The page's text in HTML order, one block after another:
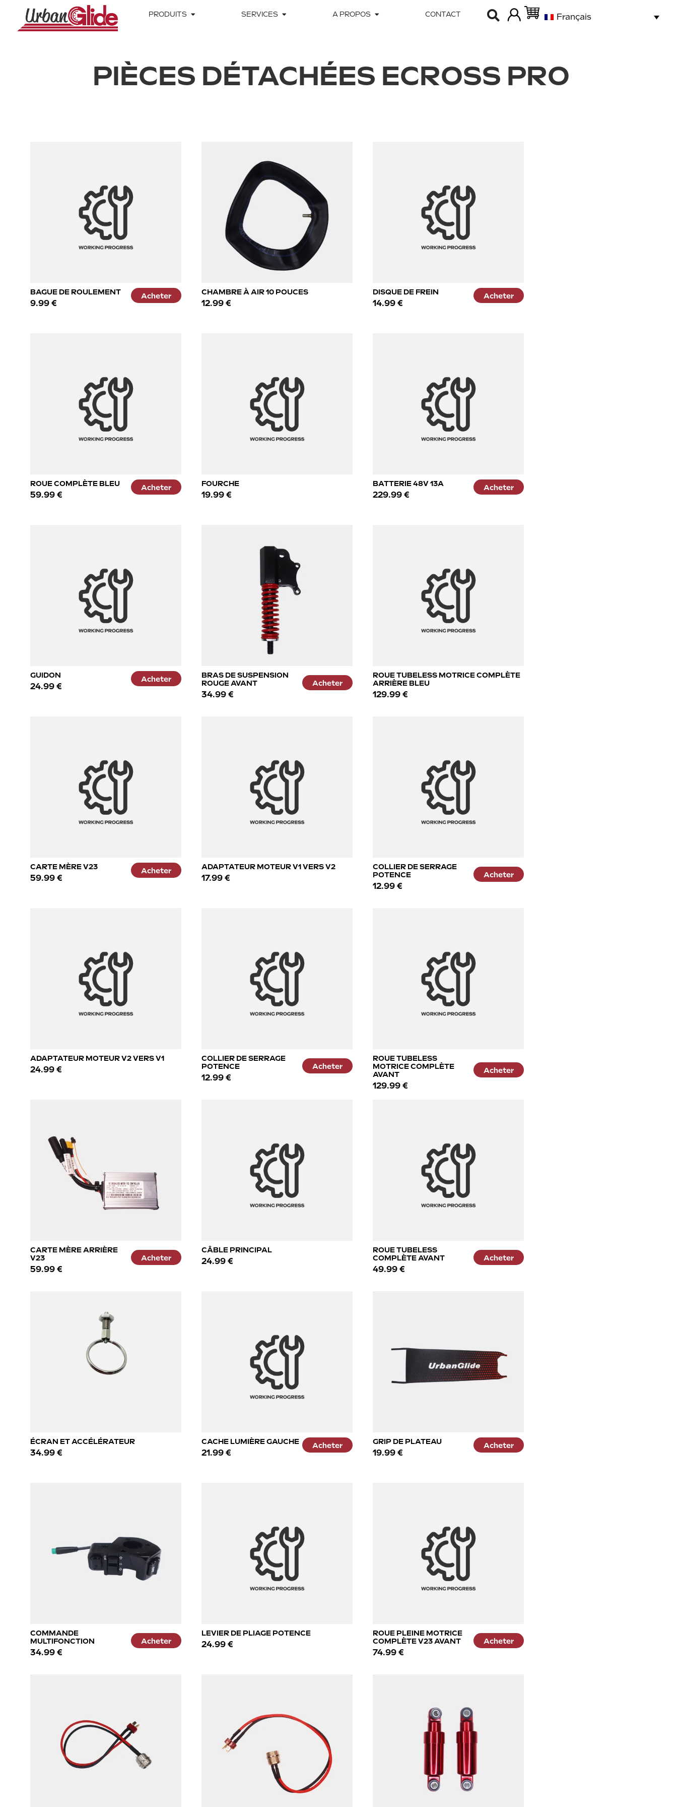
PRODUITS SERVICES A PROPOS CONTACT Français
PIÈCES DÉTACHÉES ECROSS PRO
BAGUE DE ROULEMENT
9.99 €
Acheter CHAMBRE À AIR 10 POUCES
12.99 €
DISQUE DE FREIN
14.99 €
Acheter
ROUE COMPLÈTE BLEU
59.99 €
Acheter FOURCHE
19.99 €
BATTERIE 48V 13A
229.99 €
Acheter
GUIDON
24.99 €
Acheter
BRAS DE SUSPENSION
ROUGE AVANT
34.99 €
Acheter
ROUE TUBELESS MOTRICE COMPLÈTE
ARRIÈRE BLEU
129.99 €
CARTE MÈRE V23
59.99 €
Acheter ADAPTATEUR MOTEUR V1 VERS V2
17.99 €
COLLIER DE SERRAGE
POTENCE
12.99 €
Acheter
ADAPTATEUR MOTEUR V2 VERS V1
24.99 €
COLLIER DE SERRAGE
POTENCE
12.99 €
Acheter
ROUE TUBELESS
MOTRICE COMPLÈTE
AVANT
129.99 €
Acheter
CARTE MÈRE ARRIÈRE
V23
59.99 €
Acheter
CÂBLE PRINCIPAL
24.99 €
ROUE TUBELESS
COMPLÈTE AVANT
49.99 €
Acheter
ÉCRAN ET ACCÉLÉRATEUR
34.99 €
CACHE LUMIÈRE GAUCHE
21.99 €
Acheter GRIP DE PLATEAU
19.99 €
Acheter
COMMANDE
MULTIFONCTION
34.99 €
Acheter
LEVIER DE PLIAGE POTENCE
24.99 €
ROUE PLEINE MOTRICE
COMPLÈTE V23 AVANT
74.99 €
Acheter